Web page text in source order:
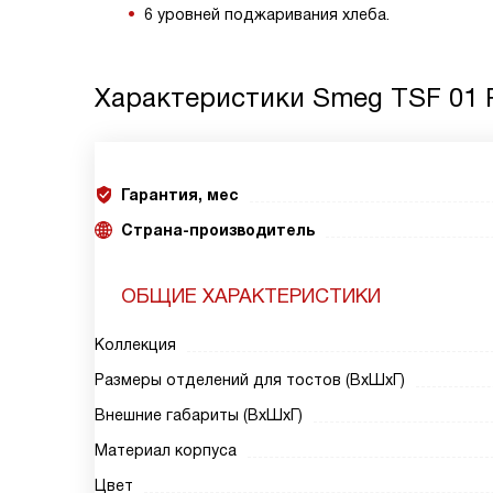
6 уровней поджаривания хлеба.
Характеристики Smeg TSF 01
Гарантия, мес
Страна-производитель
ОБЩИЕ ХАРАКТЕРИСТИКИ
Коллекция
Размеры отделений для тостов (ВхШхГ)
Внешние габариты (ВхШхГ)
Материал корпуса
Цвет